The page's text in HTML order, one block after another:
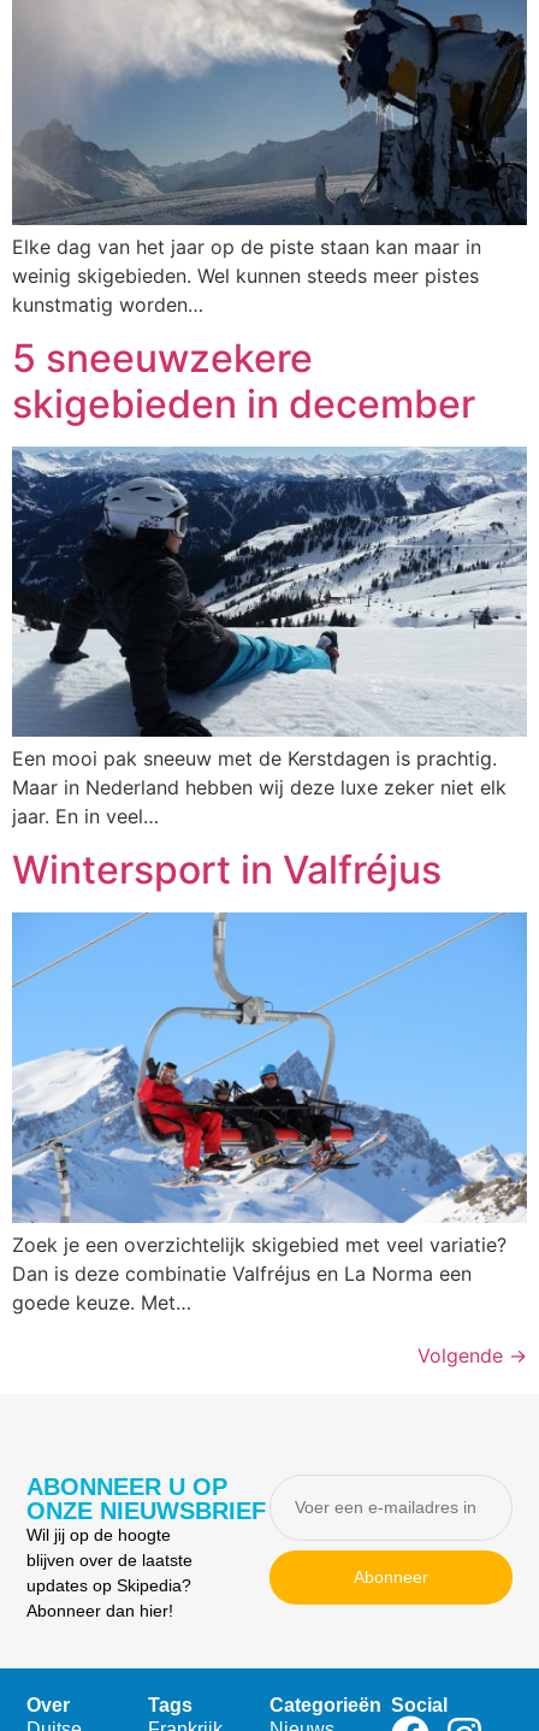
Elke dag van het jaar op de piste staan kan maar in
weinig skigebieden. Wel kunnen steeds meer pistes
kunstmatig worden…
5 sneeuwzekere
skigebieden in december
Een mooi pak sneeuw met de Kerstdagen is prachtig.
Maar in Nederland hebben wij deze luxe zeker niet elk
jaar. En in veel…
Wintersport in Valfréjus
Zoek je een overzichtelijk skigebied met veel variatie?
Dan is deze combinatie Valfréjus en La Norma een
goede keuze. Met…
Volgende →
ABONNEER U OP
ONZE NIEUWSBRIEF
Wil jij op de hoogte
blijven over de laatste
updates op Skipedia?
Abonneer dan hier!
Abonneer
Over
Tags
Categorieën Social